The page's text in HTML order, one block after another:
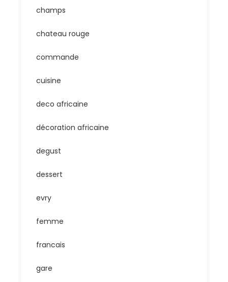
champs
chateau rouge
commande
cuisine
deco africaine
décoration africaine
degust
dessert
evry
femme
francais
gare